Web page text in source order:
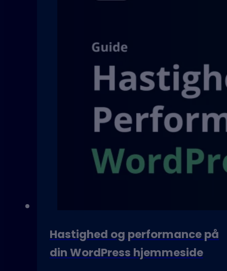
Hastighed og performance på
din WordPress hjemmeside